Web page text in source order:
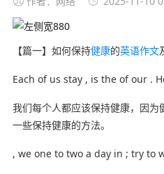
【篇一】如何保持健康的英语作文
Each of us stay , is the of our .
我们每个人都应该保持健康，因
一些保持健康的方法。
, we one to two a day in ; try to